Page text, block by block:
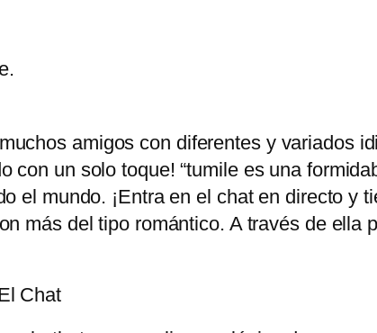
amigos con diferentes y variados
con un solo toque! “tumile es una
el mundo. ¡Entra en el chat en directo
más del tipo romántico. A través de
Chat